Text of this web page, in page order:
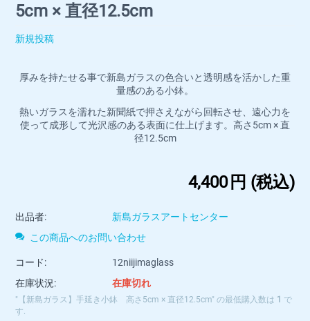
5cm × 直径12.5cm
新規投稿
厚みを持たせる事で新島ガラスの色合いと透明感を活かした重
量感のある小鉢。
熱いガラスを濡れた新聞紙で押さえながら回転させ、遠心力を
使って成形して光沢感のある表面に仕上げます。高さ5cm × 直
径12.5cm
4,400 円 (税込)
出品者:
新島ガラスアートセンター
この商品へのお問い合わせ
コード:
12niijimaglass
在庫状況:
在庫切れ
"【新島ガラス】手延き小鉢 高さ5cm × 直径12.5cm" の最低購入数は 1 で
す.